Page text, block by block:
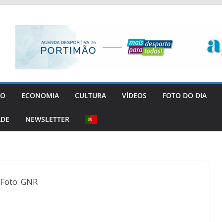
ECONOMIA CULTURA VÍDEOS FOTO DO DIA
NEWSLETTER
Foto: GNR